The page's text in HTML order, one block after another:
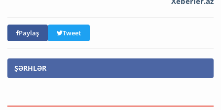
Paylaş Tweet
ŞƏRHLƏR